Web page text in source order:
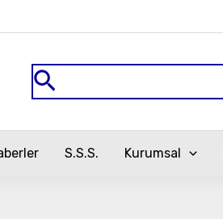
Arama
S.S.S. Kurumsal